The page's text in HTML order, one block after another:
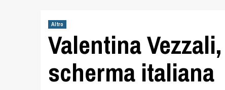
Altro
Valentina
scherma italiana